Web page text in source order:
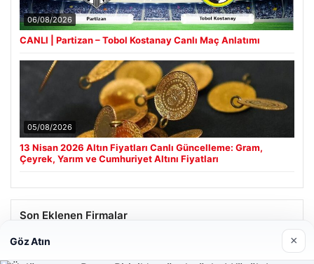
06/08/2026
CANLI | Partizan – Tobol Kostanay Canlı Maç Anlatımı
05/08/2026
13 Nisan 2026 Altın Fiyatları Canlı Güncelleme: Gram,
Çeyrek, Yarım ve Cumhuriyet Altını Fiyatları
Son Eklenen Firmalar
Göz Atın ×